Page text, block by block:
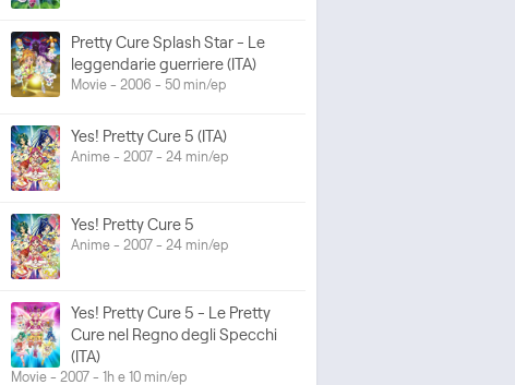
Pretty Cure Splash Star - Le
leggendarie guerriere (ITA)
Movie - 2006 - 50 min/ep
Yes! Pretty Cure 5 (ITA)
Anime - 2007 - 24 min/ep
Yes! Pretty Cure 5
Anime - 2007 - 24 min/ep
Yes! Pretty Cure 5 - Le Pretty
Cure nel Regno degli Specchi
(ITA)
Movie - 2007 - 1h e 10 min/ep